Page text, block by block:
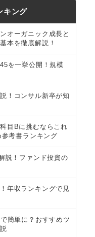
キング
オーガニック成長と
本を徹底解説！
を一挙公開！規模
！コンサル新卒が知
目Bに挑むならこれ
考書ランキング
説！ファンド投資の
年収ランキングで見
簡単に？おすすめツ